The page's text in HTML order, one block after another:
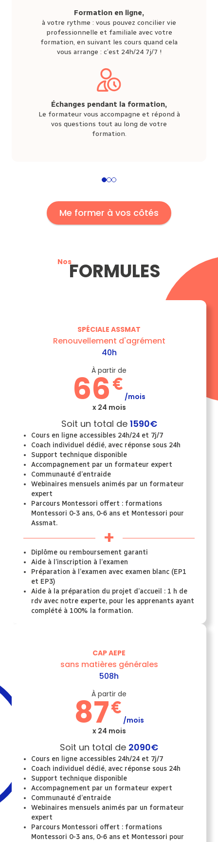
Formation en ligne,
à votre rythme : vous pouvez concilier vie
professionnelle et familiale avec votre
formation, en suivant les cours quand cela
vous arrange : c’est 24h/24 7j/7 !
Échanges pendant la formation,
Le formateur vous accompagne et répond à
vos questions tout au long de votre
formation.
123
Me former à vos côtés
NosFORMULES
SPÉCIALE ASSMAT
Renouvellement d'agrément
40h
À partir de
66€
/mois
x 24 mois
Soit un total de 1590€
Cours en ligne accessibles 24h/24 et 7j/7
Coach individuel dédié, avec réponse sous 24h
Support technique disponible
Accompagnement par un formateur expert
Communauté d’entraide
Webinaires mensuels animés par un formateur
expert
Parcours Montessori offert : formations
Montessori 0-3 ans, 0-6 ans et Montessori pour
Assmat.
+
Diplôme ou remboursement garanti
Aide à l’inscription à l’examen
Préparation à l’examen avec examen blanc (EP1
et EP3)
Aide à la préparation du projet d’accueil : 1 h de
rdv avec notre experte, pour les apprenants ayant
complété à 100% la formation.
CAP AEPE
sans matières générales
508h
À partir de
87€
/mois
x 24 mois
Soit un total de 2090€
Cours en ligne accessibles 24h/24 et 7j/7
Coach individuel dédié, avec réponse sous 24h
Support technique disponible
Accompagnement par un formateur expert
Communauté d’entraide
Webinaires mensuels animés par un formateur
expert
Parcours Montessori offert : formations
Montessori 0-3 ans, 0-6 ans et Montessori pour